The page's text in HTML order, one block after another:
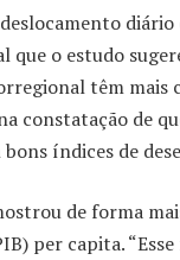
o estudo
têm mais
constatação de
índices de
de forma
per capita.